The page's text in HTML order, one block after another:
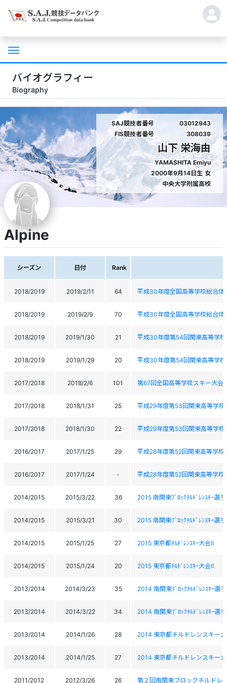
バイオグラフィー
Biography
SAJ競技者番号
03012943
FIS競技者番号
308039
山下 栄海由
YAMASHITA Emiyu
2000年9月14日生 女
中央大学附属高校
Alpine
シーズン 日付 Rank
2018/2019 2019/2/11 64 平成30年度全国高等学校総合
2018/2019 2019/2/9 70 平成30年度全国高等学校総合
2018/2019 2019/1/30 21 平成30年度第54回関東高等学
2018/2019 2019/1/29 20 平成30年度第54回関東高等学
2017/2018 2018/2/6 101 第67回全国高等学校スキー大会
2017/2018 2018/1/31 25 平成29年度第53回関東高等学校
2017/2018 2018/1/30 22 平成29年度第53回関東高等学校
2016/2017 2017/1/25 29 平成28年度第52回関東高等学校
2016/2017 2017/1/24 - 平成28年度第52回関東高等学校
2014/2015 2015/3/22 36 2015 南関東ﾌﾞﾛｯｸﾁﾙﾄﾞﾚﾝｽｷｰ選
2014/2015 2015/3/21 30 2015 南関東ﾌﾞﾛｯｸﾁﾙﾄﾞﾚﾝｽｷｰ選
2014/2015 2015/1/25 27 2015 東京都ﾁﾙﾄﾞﾚﾝｽｷｰ大会Ⅱ
2014/2015 2015/1/24 20 2015 東京都ﾁﾙﾄﾞﾚﾝｽｷｰ大会Ⅱ
2013/2014 2014/3/23 35 2014 南関東ﾌﾞﾛｯｸﾁﾙﾄﾞﾚﾝｽｷｰ選
2013/2014 2014/3/22 34 2014 南関東ﾌﾞﾛｯｸﾁﾙﾄﾞﾚﾝｽｷｰ選
2013/2014 2014/1/26 28 2014 東京都チルドレンスキー
2013/2014 2014/1/25 27 2014 東京都チルドレンスキー
2011/2012 2012/3/26 26 第２回南関東ブロックチルドレ